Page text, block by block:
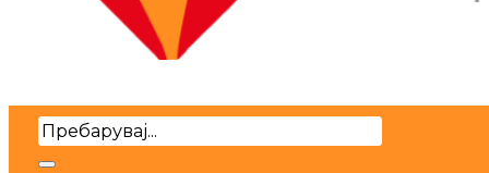
Search